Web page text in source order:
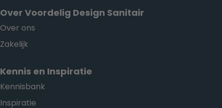
Over Voordelig Design Sanitair
Over ons
Zakelijk
Kennis en Inspiratie
Kennisbank
Inspiratie